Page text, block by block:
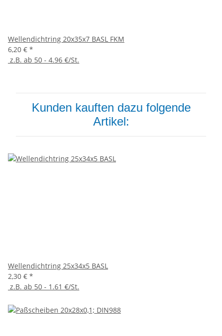
Wellendichtring 20x35x7 BASL FKM
6,20 € *
z.B. ab 50 - 4.96 €/St.
Kunden kauften dazu folgende
Artikel:
Wellendichtring 25x34x5 BASL
2,30 € *
z.B. ab 50 - 1.61 €/St.